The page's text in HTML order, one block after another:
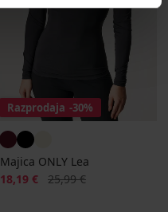
Razprodaja -30%
Majica ONLY Lea
Popust
18,19 € Prvotna cena
25,99 €